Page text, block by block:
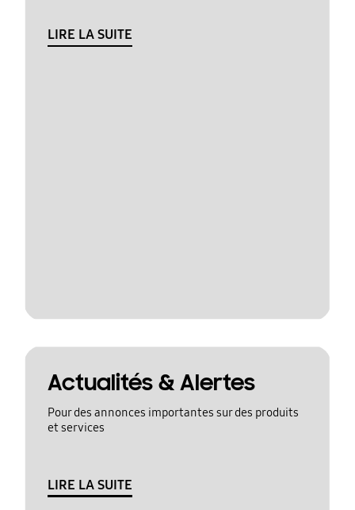
LIRE LA SUITE
Actualités & Alertes
Pour des annonces importantes sur des produits
et services
LIRE LA SUITE